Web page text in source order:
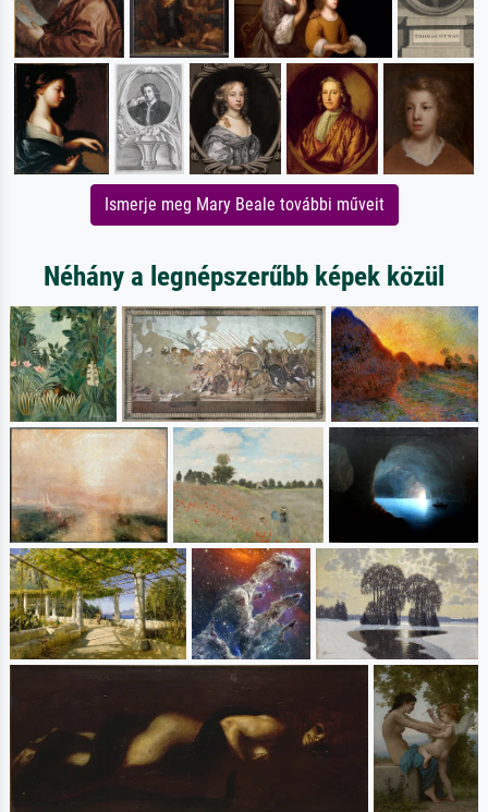
Ismerje meg Mary Beale további műveit
Néhány a legnépszerűbb képek közül